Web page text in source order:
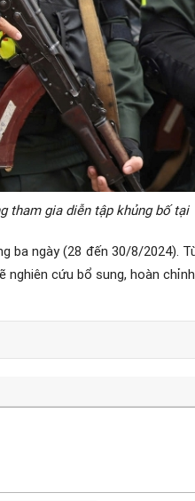
tham gia diễn tập khủng bố
ngày (28 đến 30/8/2024).
nghiên cứu bổ sung, hoàn